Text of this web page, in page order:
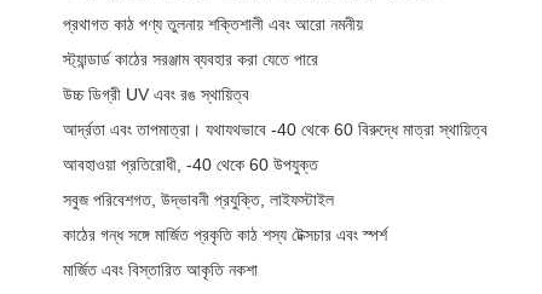
প্রথাগত কাঠ পণ্য তুলনায় শক্তিশালী এবং আরো নমনীয়
স্ট্যান্ডার্ড কাঠের সরঞ্জাম ব্যবহার করা যেতে পারে
উচ্চ ডিগ্রী UV এবং রঙ স্থায়িত্ব
আর্দ্রতা এবং তাপমাত্রা। যথাযথভাবে -40 থেকে 60 বিরুদ্ধে মাত্রা স্থায়িত্ব
আবহাওয়া প্রতিরোধী, -40 থেকে 60 উপযুক্ত
সবুজ পরিবেশগত, উদ্ভাবনী প্রযুক্তি, লাইফস্টাইল
কাঠের গন্ধ সঙ্গে মার্জিত প্রকৃতি কাঠ শস্য টেক্সচার এবং স্পর্শ
মার্জিত এবং বিস্তারিত আকৃতি নকশা